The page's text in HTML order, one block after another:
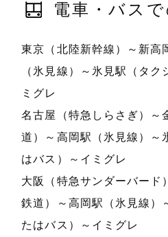
電車・バス
東京（北陸新幹線）～新高
（氷見線）～氷見駅（タク
ミグレ
名古屋（特急しらさぎ）～
道）～高岡駅（氷見線）～
はバス）～イミグレ
大阪（特急サンダーバード
鉄道）～高岡駅（氷見線）
たはバス）～イミグレ